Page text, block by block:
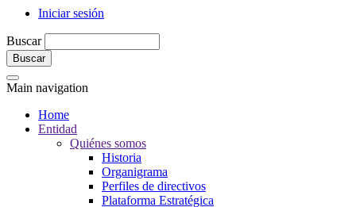
Iniciar sesión
Buscar
Main navigation
Home
Entidad
Quiénes somos
Historia
Organigrama
Perfiles de directivos
Plataforma Estratégica